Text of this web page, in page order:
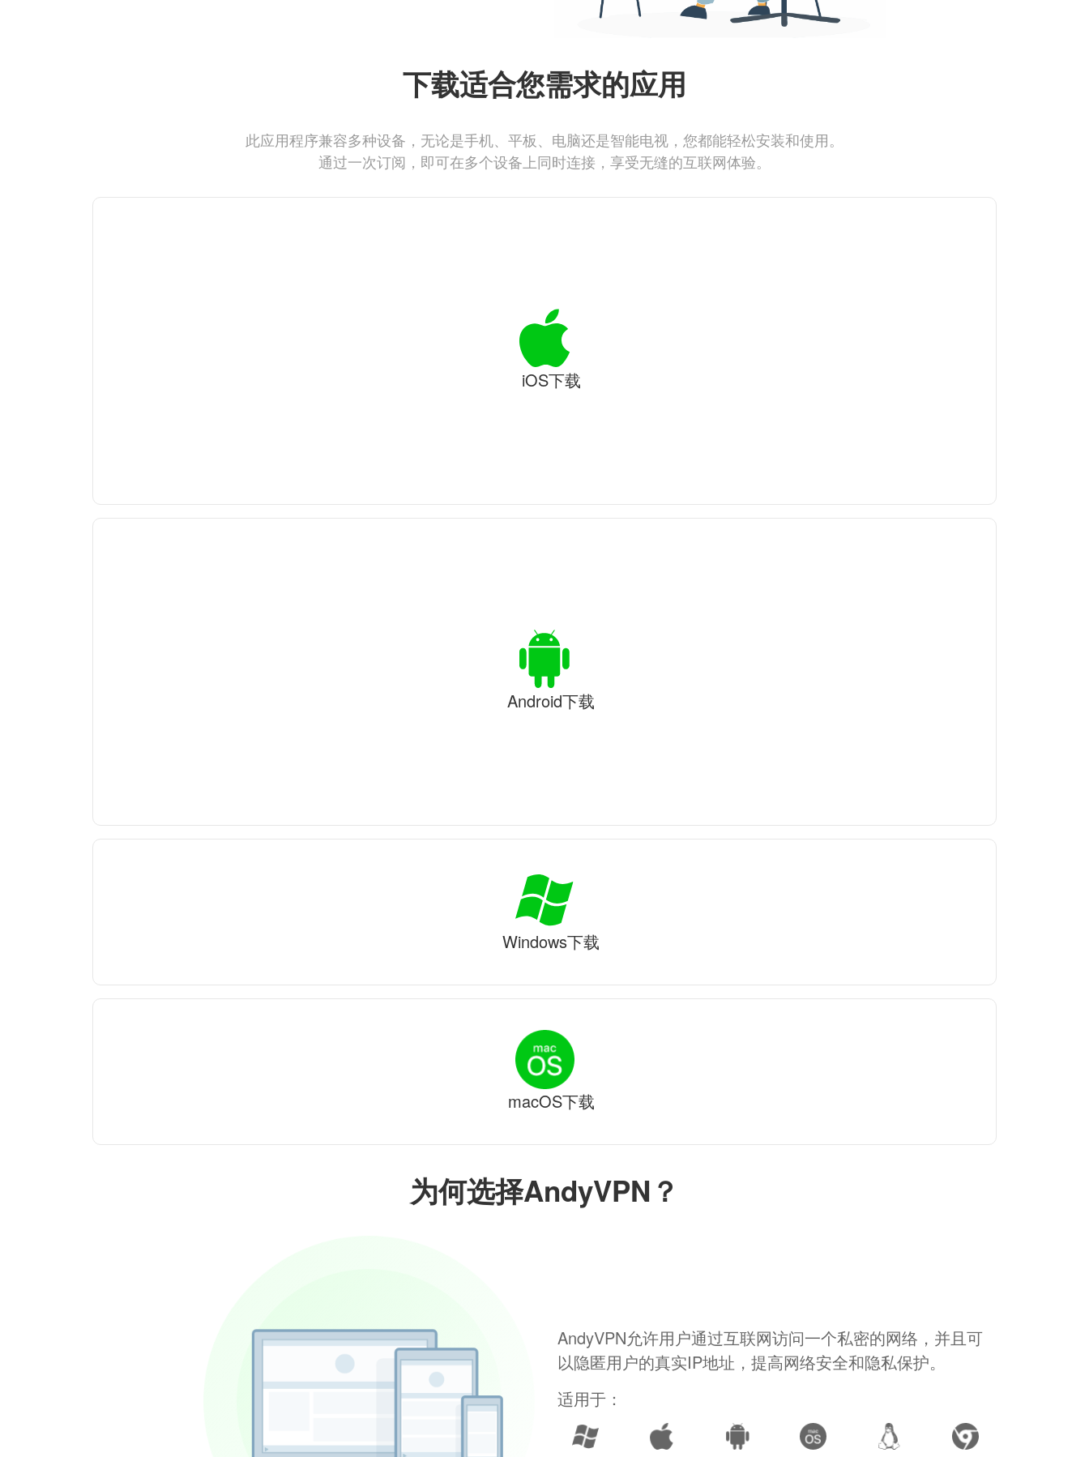
为何选择AndyVPN？
AndyVPN允许用户通过互联网访问一个私密的网络，并且可
以隐匿用户的真实IP地址，提高网络安全和隐私保护。
适用于：
下载适合您需求的应用
此应用程序兼容多种设备，无论是手机、平板、电脑还是智能电视，您都能轻松安装和使用。
通过一次订阅，即可在多个设备上同时连接，享受无缝的互联网体验。
iOS下载
Android下载
Windows下载
macOS下载